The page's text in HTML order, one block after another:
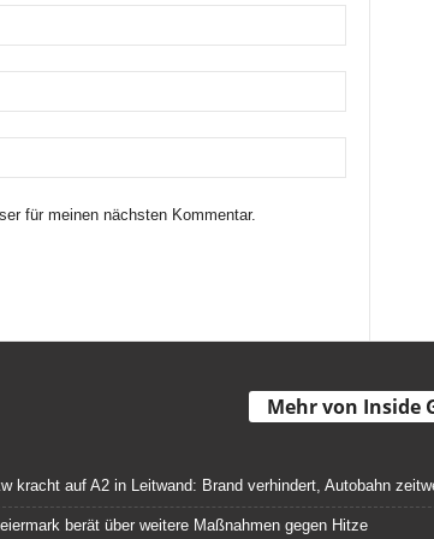
für meinen nächsten Kommentar.
Mehr von Inside
kracht auf A2 in Leitwand: Brand verhindert, Autobahn
berät über weitere Maßnahmen gegen Hitze